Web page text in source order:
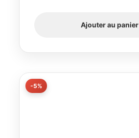
Ajouter au panier
-5%